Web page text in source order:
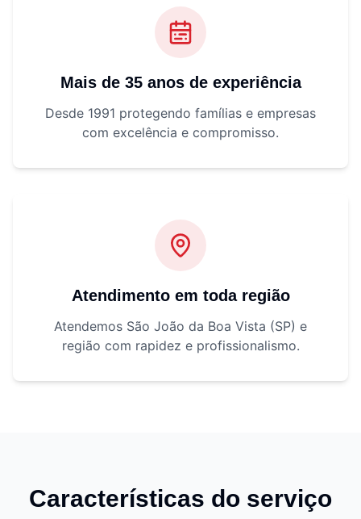
Mais de 35 anos de experiência
Desde 1991 protegendo famílias e empresas
com excelência e compromisso.
Atendimento em toda região
Atendemos São João da Boa Vista (SP) e
região com rapidez e profissionalismo.
Características do serviço